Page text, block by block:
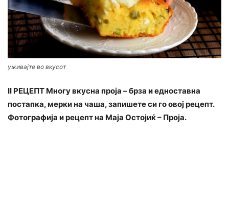
уживајте во вкусот
II РЕЦЕПТ Многу вкусна проја – брза и едноставна
постапка, мерки на чаша, запишете си го овој рецепт.
Фотографија и рецепт на Маја Остојиќ – Проја.